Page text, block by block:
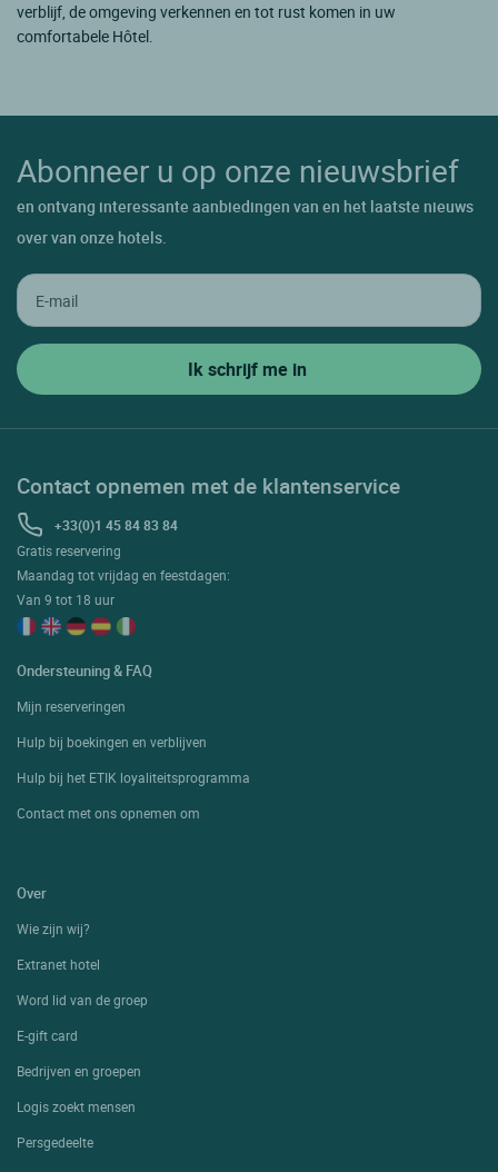
verblijf, de omgeving verkennen en tot rust komen in uw
comfortabele Hôtel.
Abonneer u op onze nieuwsbrief
en ontvang interessante aanbiedingen van en het laatste nieuws
over van onze hotels.
Contact opnemen met de klantenservice
+33(0)1 45 84 83 84
Gratis reservering
Maandag tot vrijdag en feestdagen:
Van 9 tot 18 uur
Ondersteuning & FAQ
Mijn reserveringen
Hulp bij boekingen en verblijven
Hulp bij het ETIK loyaliteitsprogramma
Contact met ons opnemen om
Over
Wie zijn wij?
Extranet hotel
Word lid van de groep
E-gift card
Bedrijven en groepen
Logis zoekt mensen
Persgedeelte